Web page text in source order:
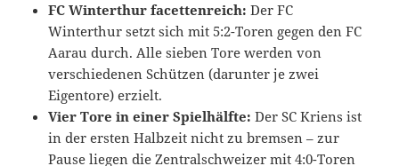
FC Winterthur facettenreich: Der FC
Winterthur setzt sich mit 5:2-Toren gegen den FC
Aarau durch. Alle sieben Tore werden von
verschiedenen Schützen (darunter je zwei
Eigentore) erzielt.
Vier Tore in einer Spielhälfte: Der SC Kriens ist
in der ersten Halbzeit nicht zu bremsen – zur
Pause liegen die Zentralschweizer mit 4:0-Toren